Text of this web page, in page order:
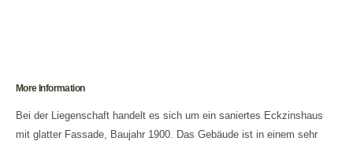
More Information
Bei der Liegenschaft handelt es sich um ein saniertes Eckzinshaus
mit glatter Fassade, Baujahr 1900. Das Gebäude ist in einem sehr